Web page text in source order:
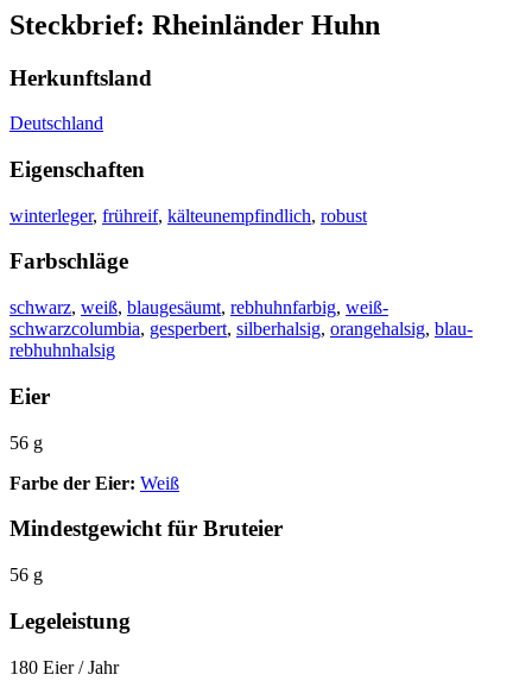
Steckbrief: Rheinländer Huhn
Herkunftsland
Deutschland
Eigenschaften
winterleger, frühreif, kälteunempfindlich, robust
Farbschläge
schwarz, weiß, blaugesäumt, rebhuhnfarbig, weiß-
schwarzcolumbia, gesperbert, silberhalsig, orangehalsig, blau-
rebhuhnhalsig
Eier
56 g
Farbe der Eier: Weiß
Mindestgewicht für Bruteier
56 g
Legeleistung
180 Eier / Jahr